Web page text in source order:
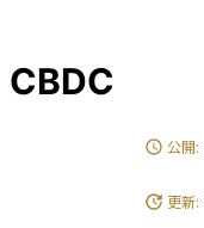
公開:
更新: